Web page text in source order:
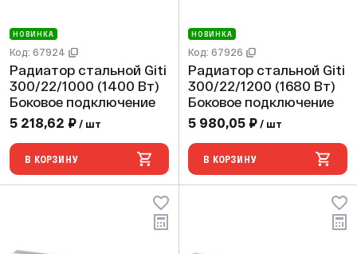
НОВИНКА
Код: 67924
Радиатор стальной Giti
300/22/1000 (1400 Вт)
Боковое подключение
5 218,62 ₽ / шт
В КОРЗИНУ
НОВИНКА
Код: 67926
Радиатор стальной Giti
300/22/1200 (1680 Вт)
Боковое подключение
5 980,05 ₽ / шт
В КОРЗИНУ